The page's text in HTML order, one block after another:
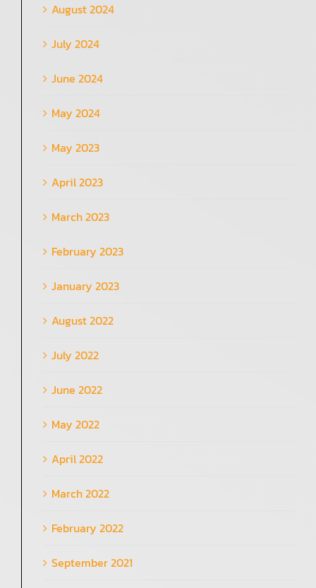
August 2024
July 2024
June 2024
May 2024
May 2023
April 2023
March 2023
February 2023
January 2023
August 2022
July 2022
June 2022
May 2022
April 2022
March 2022
February 2022
September 2021